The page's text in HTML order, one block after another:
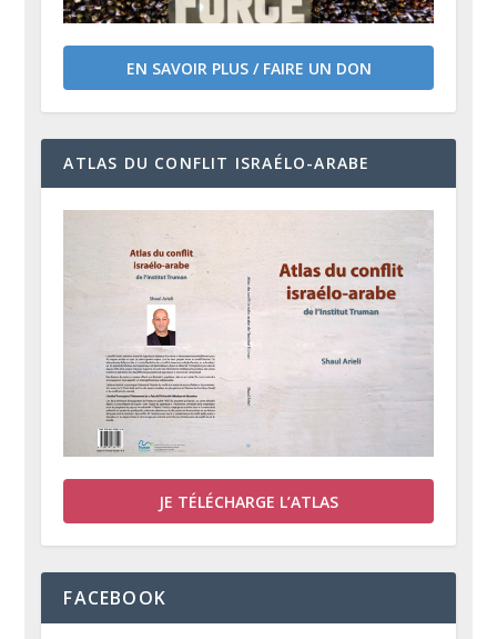
EN SAVOIR PLUS / FAIRE UN DON
ATLAS DU CONFLIT ISRAÉLO-ARABE
JE TÉLÉCHARGE L’ATLAS
FACEBOOK